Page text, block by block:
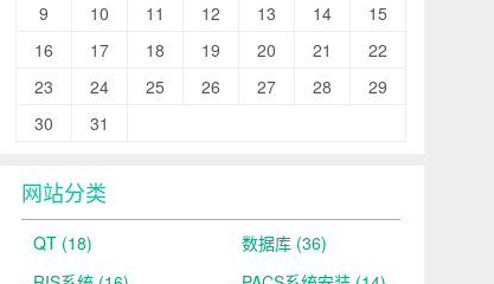
9
10 11 12 13 14
15
16
17 18 19 20 21
22
23
24 25 26 27 28
29
30
31
网站分类
QT (18) 数据库 (36)